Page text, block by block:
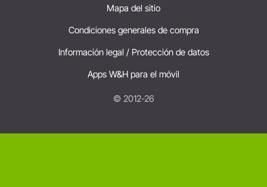
Mapa del sitio
Condiciones generales de compra
Información legal / Protección de datos
Apps W&H para el móvil
© 2012-26